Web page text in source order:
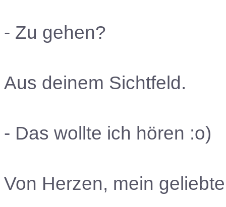
- Zu gehen?
Aus deinem Sichtfeld.
- Das wollte ich hören :o)
Von Herzen, mein